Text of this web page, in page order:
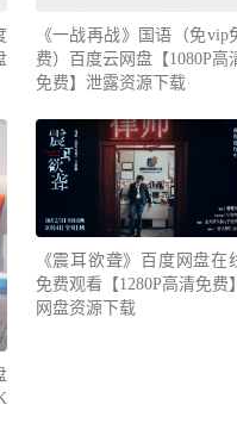
《一战再战》国语（免vip
费）百度云网盘【1080P高
免费】泄露资源下载
《震耳欲聋》百度网盘在
免费观看【1280P高清免费】
网盘资源下载